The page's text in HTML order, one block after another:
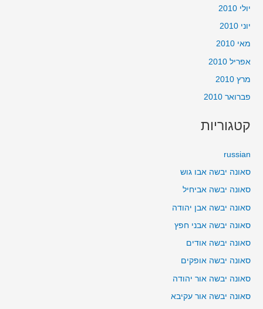
יולי 2010
יוני 2010
מאי 2010
אפריל 2010
מרץ 2010
פברואר 2010
קטגוריות
russian
סאונה יבשה אבו גוש
סאונה יבשה אביחיל
סאונה יבשה אבן יהודה
סאונה יבשה אבני חפץ
סאונה יבשה אודים
סאונה יבשה אופקים
סאונה יבשה אור יהודה
סאונה יבשה אור עקיבא